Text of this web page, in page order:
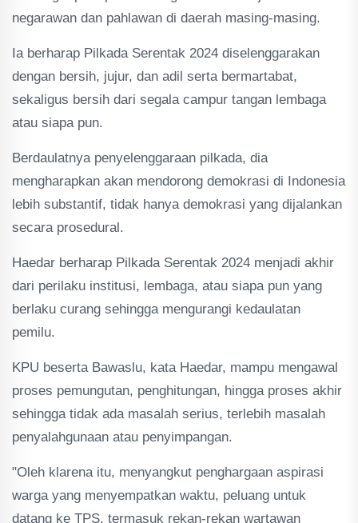
negarawan dan pahlawan di daerah masing-masing.
Ia berharap Pilkada Serentak 2024 diselenggarakan
dengan bersih, jujur, dan adil serta bermartabat,
sekaligus bersih dari segala campur tangan lembaga
atau siapa pun.
Berdaulatnya penyelenggaraan pilkada, dia
mengharapkan akan mendorong demokrasi di Indonesia
lebih substantif, tidak hanya demokrasi yang dijalankan
secara prosedural.
Haedar berharap Pilkada Serentak 2024 menjadi akhir
dari perilaku institusi, lembaga, atau siapa pun yang
berlaku curang sehingga mengurangi kedaulatan
pemilu.
KPU beserta Bawaslu, kata Haedar, mampu mengawal
proses pemungutan, penghitungan, hingga proses akhir
sehingga tidak ada masalah serius, terlebih masalah
penyalahgunaan atau penyimpangan.
"Oleh klarena itu, menyangkut penghargaan aspirasi
warga yang menyempatkan waktu, peluang untuk
datang ke TPS, termasuk rekan-rekan wartawan